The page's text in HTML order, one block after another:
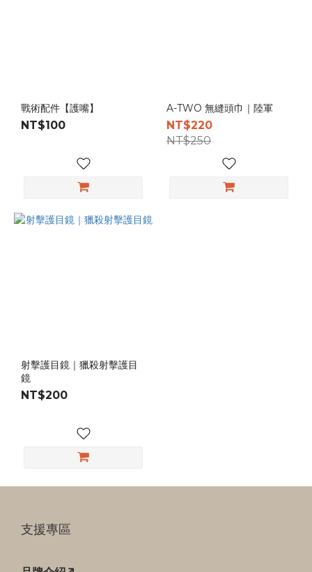
戰術配件【護嘴】
NT$100
A-TWO 無縫頭巾｜陸軍
NT$220
NT$250
射擊護目鏡｜獵殺射擊護目
鏡
NT$200
支援專區